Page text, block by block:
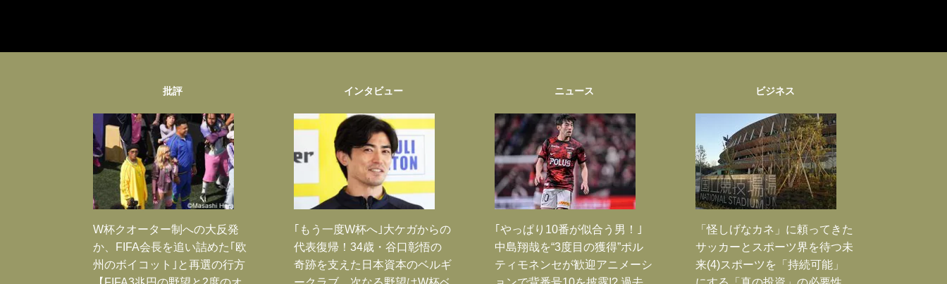
批評
W杯クオーター制への大反発
か、FIFA会長を追い詰めた｢欧
州のボイコット｣と再選の行方
インタビュー
｢もう一度W杯へ｣大ケガからの
代表復帰！34歳・谷口彰悟の
奇跡を支えた日本資本のベルギ
ニュース
｢やっぱり10番が似合う男！｣
中島翔哉を“3度目の獲得”ポル
ティモネンセが歓迎アニメーシ
ビジネス
「怪しげなカネ」に頼ってきた
サッカーとスポーツ界を待つ未
来(4)スポーツを「持続可能」